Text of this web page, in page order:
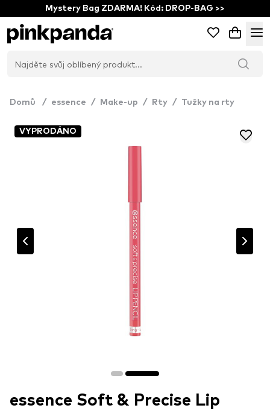
Mystery Bag ZDARMA! Kód: DROP-BAG >>
Domů / essence / Make-up / Rty / Tužky na rty
VYPRODÁNO
essence Soft & Precise Lip